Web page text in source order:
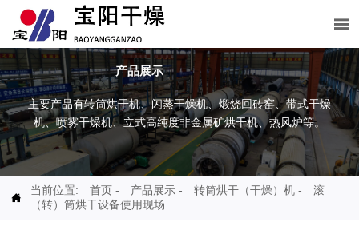

产品展示
主要产品有转筒烘干机、闪蒸干燥机、煅烧回砖窑、带式干燥
机、喷雾干燥机、立式高纯度非金属矿烘干机、热风炉等。

当前位置: 首页 - 产品展示 - 转筒烘干（干燥）机 -
滚
（转）筒烘干设备使用现场